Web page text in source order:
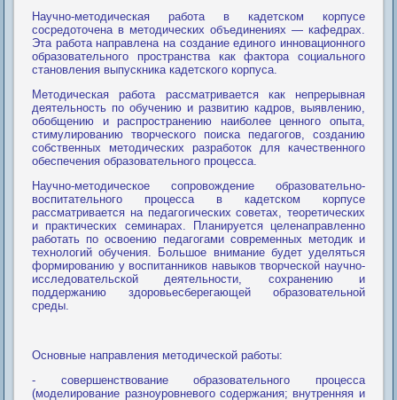
Научно-методическая работа в кадетском корпусе
сосредоточена в методических объединениях — кафедрах.
Эта работа направлена на создание единого инновационного
образовательного пространства как фактора социального
становления выпускника кадетского корпуса.
Методическая работа рассматривается как непрерывная
деятельность по обучению и развитию кадров, выявлению,
обобщению и распространению наиболее ценного опыта,
стимулированию творческого поиска педагогов, созданию
собственных методических разработок для качественного
обеспечения образовательного процесса.
Научно-методическое сопровождение образовательно-
воспитательного процесса в кадетском корпусе
рассматривается на педагогических советах, теоретических
и практических семинарах. Планируется целенаправленно
работать по освоению педагогами современных методик и
технологий обучения. Большое внимание будет уделяться
формированию у воспитанников навыков творческой научно-
исследовательской деятельности, сохранению и
поддержанию здоровьесберегающей образовательной
среды.
Основные направления методической работы:
- совершенствование образовательного процесса
(моделирование разноуровневого содержания; внутренняя и